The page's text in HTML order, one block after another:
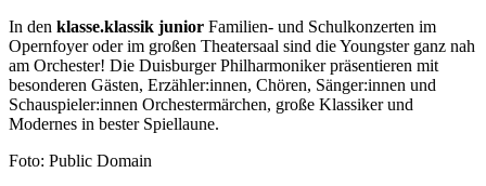
In den klasse.klassik junior Familien- und Schulkonzerten im
Opernfoyer oder im großen Theatersaal sind die Youngster ganz nah
am Orchester! Die Duisburger Philharmoniker präsentieren mit
besonderen Gästen, Erzähler:innen, Chören, Sänger:innen und
Schauspieler:innen Orchestermärchen, große Klassiker und
Modernes in bester Spiellaune.
Foto: Public Domain